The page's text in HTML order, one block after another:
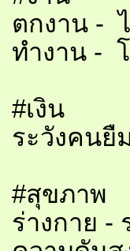
ตกงาน -
ทำงาน -
#เงิน
ระวังคนยื
#สุขภาพ
ร่างกาย -